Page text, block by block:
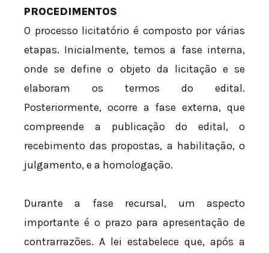
PROCEDIMENTOS
O processo licitatório é composto por várias
etapas. Inicialmente, temos a fase interna,
onde se define o objeto da licitação e se
elaboram os termos do edital.
Posteriormente, ocorre a fase externa, que
compreende a publicação do edital, o
recebimento das propostas, a habilitação, o
julgamento, e a homologação.
Durante a fase recursal, um aspecto
importante é o prazo para apresentação de
contrarrazões. A lei estabelece que, após a